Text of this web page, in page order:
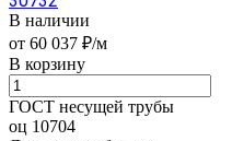
В наличии
от 60 037 ₽/м
В корзину
ГОСТ несущей трубы
оц 10704